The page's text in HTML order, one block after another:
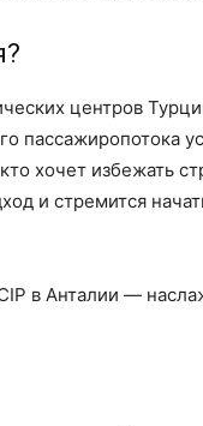
центров
пассажиропотока
хочет избежать
и стремится
в Анталии —